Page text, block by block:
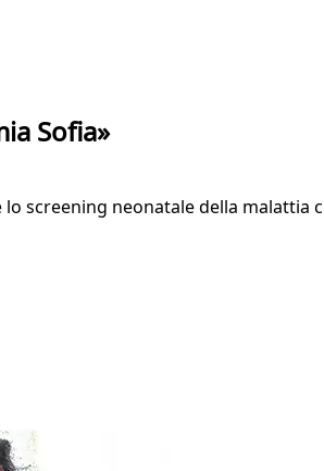
Sofia»
screening neonatale della malattia